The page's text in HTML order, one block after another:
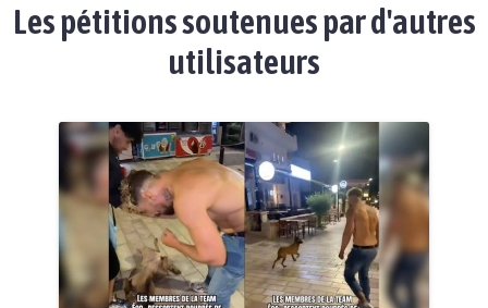
Les pétitions soutenues par d'autres
utilisateurs